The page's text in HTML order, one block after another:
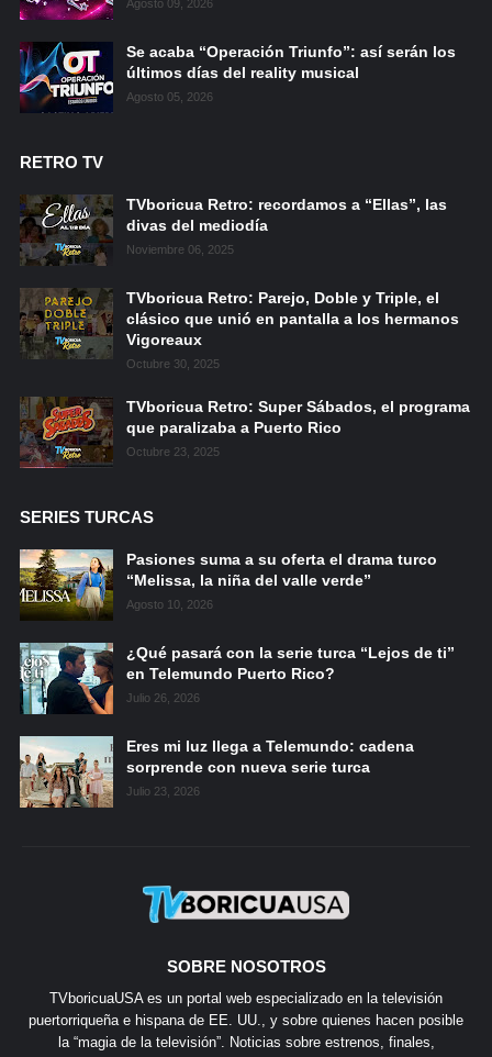
Agosto 09, 2026
Se acaba “Operación Triunfo”: así serán los
últimos días del reality musical
Agosto 05, 2026
RETRO TV
TVboricua Retro: recordamos a “Ellas”, las
divas del mediodía
Noviembre 06, 2025
TVboricua Retro: Parejo, Doble y Triple, el
clásico que unió en pantalla a los hermanos
Vigoreaux
Octubre 30, 2025
TVboricua Retro: Super Sábados, el programa
que paralizaba a Puerto Rico
Octubre 23, 2025
SERIES TURCAS
Pasiones suma a su oferta el drama turco
“Melissa, la niña del valle verde”
Agosto 10, 2026
¿Qué pasará con la serie turca “Lejos de ti”
en Telemundo Puerto Rico?
Julio 26, 2026
Eres mi luz llega a Telemundo: cadena
sorprende con nueva serie turca
Julio 23, 2026
SOBRE NOSOTROS
TVboricuaUSA es un portal web especializado en la televisión
puertorriqueña e hispana de EE. UU., y sobre quienes hacen posible
la “magia de la televisión”. Noticias sobre estrenos, finales,